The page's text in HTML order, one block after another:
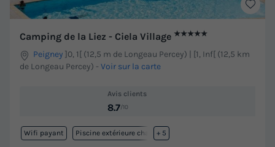
Camping de la Liez - Ciela Village ★★★★★
Peigney ]0, 1[ (12,5 m de Longeau Percey) | [1, Inf[ (12,5 km
de Longeau Percey) - Voir sur la carte
Avis clients
8.7/10
Wifi payant Piscine extérieure chauffée
+ 5